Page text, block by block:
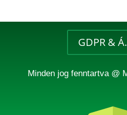
GDPR &
Minden jog fenntartva @